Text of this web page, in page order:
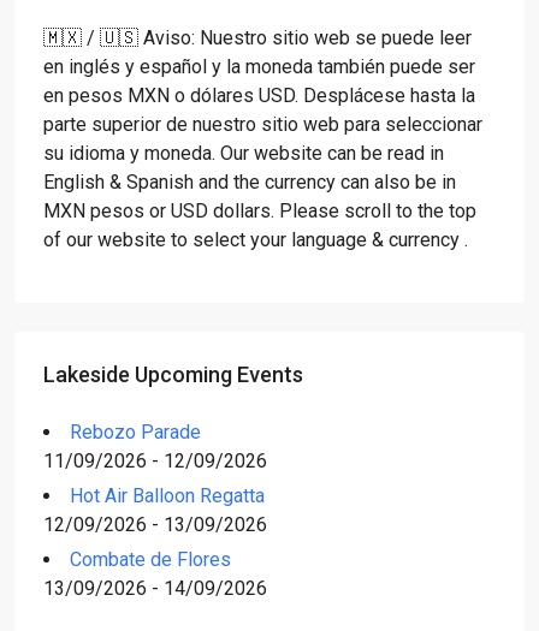
🇲🇽 / 🇺🇸 Aviso: Nuestro sitio web se puede leer
en inglés y español y la moneda también puede ser
en pesos MXN o dólares USD. Desplácese hasta la
parte superior de nuestro sitio web para seleccionar
su idioma y moneda. Our website can be read in
English & Spanish and the currency can also be in
MXN pesos or USD dollars. Please scroll to the top
of our website to select your language & currency .
Lakeside Upcoming Events
Rebozo Parade
11/09/2026 - 12/09/2026
Hot Air Balloon Regatta
12/09/2026 - 13/09/2026
Combate de Flores
13/09/2026 - 14/09/2026